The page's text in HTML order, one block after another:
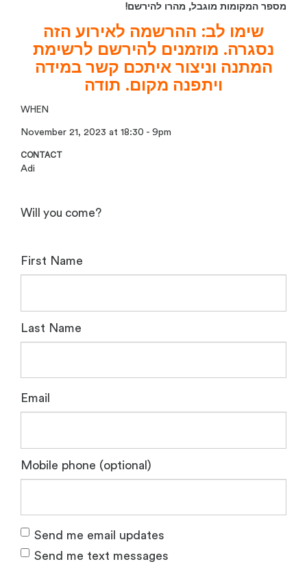
!מספר המקומות מוגבל, מהרו להירשם
שימו לב: ההרשמה לאירוע הזה
נסגרה. מוזמנים להירשם לרשימת
המתנה וניצור איתכם קשר במידה
ויתפנה מקום. תודה
WHEN
November 21, 2023 at 18:30 - 9pm
CONTACT
Adi
Will you come?
First Name
Last Name
Email
Mobile phone (optional)
Send me email updates
Send me text messages